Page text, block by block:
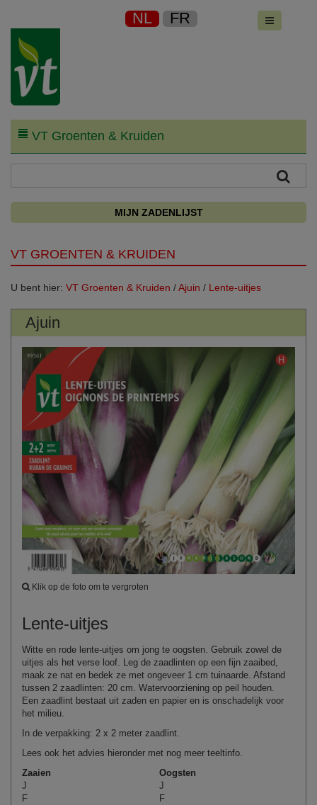
NL FR
VT Groenten & Kruiden
MIJN ZADENLIJST
VT GROENTEN & KRUIDEN
U bent hier: VT Groenten & Kruiden /Ajuin / Lente-uitjes
Ajuin
Klik op de foto om te vergroten
Lente-uitjes
Witte en rode lente-uitjes om jong te oogsten. Gebruik zowel de
uitjes als het verse loof. Leg de zaadlinten op een fijn zaaibed,
maak ze nat en bedek ze met ongeveer 1 cm tuinaarde. Afstand
tussen 2 zaadlinten: 20 cm. Watervoorziening op peil houden.
Een zaadlint bestaat uit zaden en papier en is onschadelijk voor
het milieu.
In de verpakking: 2 x 2 meter zaadlint.
Lees ook het advies hieronder met nog meer teeltinfo.
Zaaien
Oogsten
J
J
F
F